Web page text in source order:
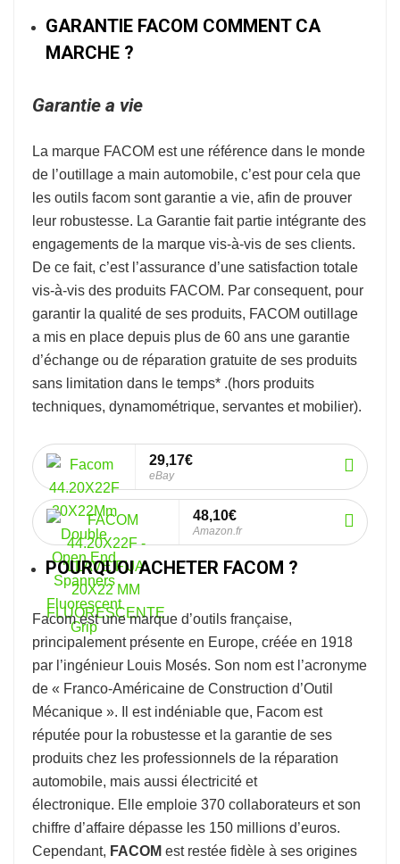
GARANTIE FACOM COMMENT CA
MARCHE ?
Garantie a vie
La marque FACOM est une référence dans le monde
de l’outillage a main automobile, c’est pour cela que
les outils facom sont garantie a vie, afin de prouver
leur robustesse. La Garantie fait partie intégrante des
engagements de la marque vis-à-vis de ses clients.
De ce fait, c’est l’assurance d’une satisfaction totale
vis-à-vis des produits FACOM. Par consequent, pour
garantir la qualité de ses produits, FACOM outillage
a mis en place depuis plus de 60 ans une garantie
d’échange ou de réparation gratuite de ses produits
sans limitation dans le temps* .(hors produits
techniques, dynamométrique, servantes et mobilier).
29,17€
eBay
48,10€
Amazon.fr
POURQUOI ACHETER FACOM ?
Facomest une marque d’outils française,
principalement présente en Europe, créée en 1918
par l’ingénieur Louis Mosés. Son nom est l’acronyme
de « Franco-Américaine de Construction d’Outil
Mécanique ». Il est indéniable que, Facom est
réputée pour la robustesse et la garantie de ses
produits chez les professionnels de la réparation
automobile, mais aussi électricité et
électronique. Elle emploie 370 collaborateurs et son
chiffre d’affaire dépasse les 150 millions d’euros.
Cependant, FACOM est restée fidèle à ses origines